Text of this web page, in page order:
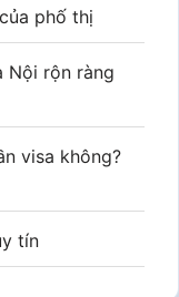
phố thị
Nội rộn ràng
visa không?
tín